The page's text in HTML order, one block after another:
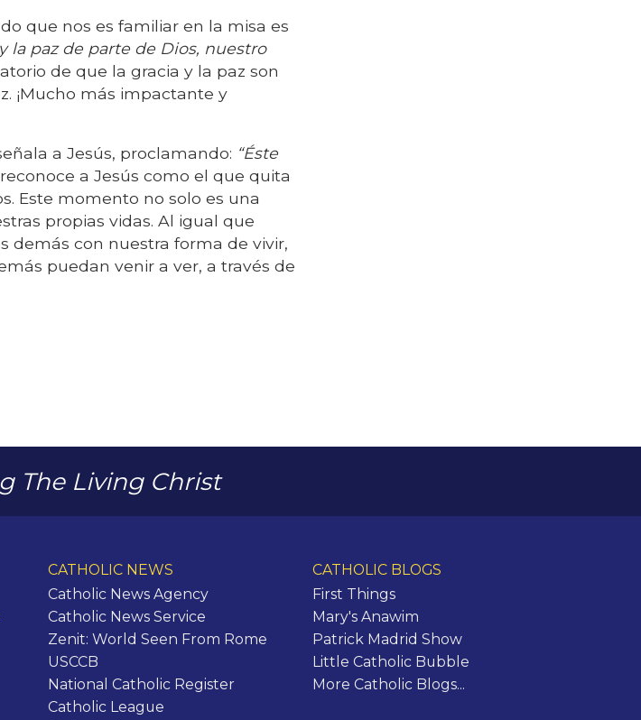
que nos es familiar en la misa es
la paz de parte de Dios, nuestro
de que la gracia y la paz son
¡Mucho más impactante y
a Jesús, proclamando: “Éste
a Jesús como el que quita
Este momento no solo es una
propias vidas. Al igual que
demás con nuestra forma de vivir,
puedan venir a ver, a través de
The Living Christ
CATHOLIC NEWS
Catholic News Agency
Catholic News Service
Zenit: World Seen From Rome
USCCB
National Catholic Register
Catholic League
CATHOLIC BLOGS
First Things
Mary's Anawim
Patrick Madrid Show
Little Catholic Bubble
More Catholic Blogs...